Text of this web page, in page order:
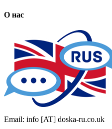
О нас
Email: info [AT] doska-ru.co.uk